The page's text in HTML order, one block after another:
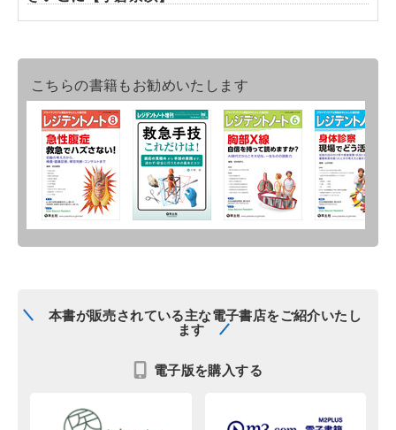
こちらの書籍もお勧めいたします
本書が販売されている主な電子書店をご紹介いたし
ます
電子版を購入する